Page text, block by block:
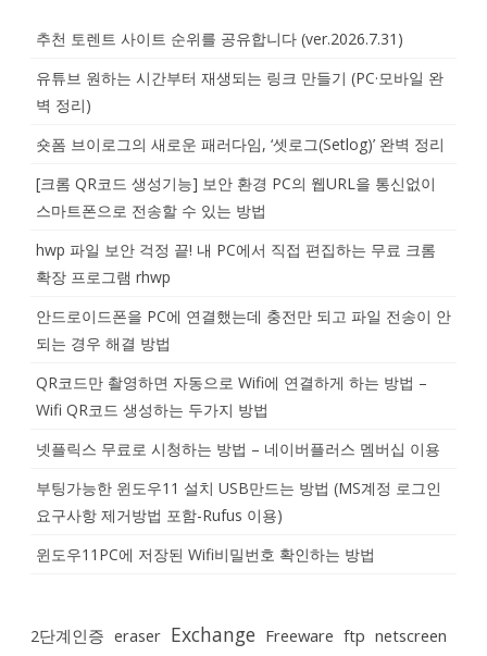
추천 토렌트 사이트 순위를 공유합니다 (ver.2026.7.31)
유튜브 원하는 시간부터 재생되는 링크 만들기 (PC·모바일 완
벽 정리)
숏폼 브이로그의 새로운 패러다임, ‘셋로그(Setlog)’ 완벽 정리
[크롬 QR코드 생성기능] 보안 환경 PC의 웹URL을 통신없이
스마트폰으로 전송할 수 있는 방법
hwp 파일 보안 걱정 끝! 내 PC에서 직접 편집하는 무료 크롬
확장 프로그램 rhwp
안드로이드폰을 PC에 연결했는데 충전만 되고 파일 전송이 안
되는 경우 해결 방법
QR코드만 촬영하면 자동으로 Wifi에 연결하게 하는 방법 –
Wifi QR코드 생성하는 두가지 방법
넷플릭스 무료로 시청하는 방법 – 네이버플러스 멤버십 이용
부팅가능한 윈도우11 설치 USB만드는 방법 (MS계정 로그인
요구사항 제거방법 포함-Rufus 이용)
윈도우11PC에 저장된 Wifi비밀번호 확인하는 방법
2단계인증 eraser Exchange Freeware ftp netscreen